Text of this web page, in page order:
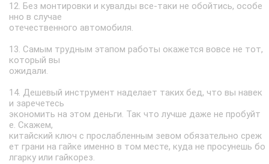
12. Без монтировки и кувалды все-таки не обойтись, особе
нно в случае
отечественного автомобиля.
13. Самым трудным этапом работы окажется вовсе не тот,
который вы
ожидали.
14. Дешевый инструмент наделает таких бед, что вы навек
и заречетесь
экономить на этом деньги. Так что лучше даже не пробуйт
е. Скажем,
китайский ключ с прослабленным зевом обязательно среж
ет грани на гайке именно в том месте, куда не просунешь бо
лгарку или гайкорез.